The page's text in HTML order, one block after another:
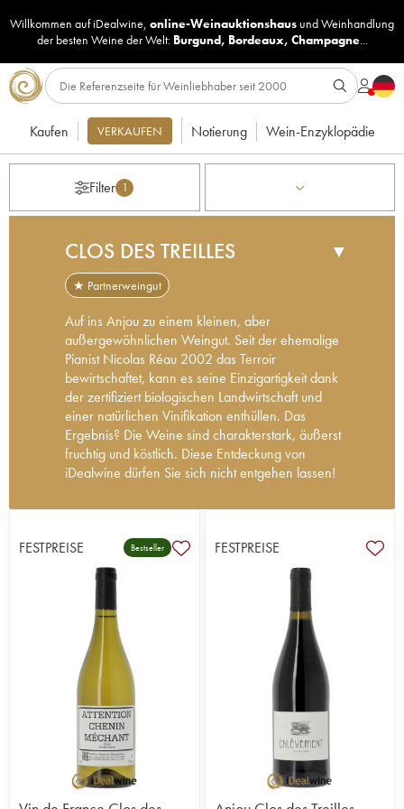
Willkommen auf iDealwine, online-Weinauktionshaus undWeinhandlung
der besten Weine der Welt: Burgund, Bordeaux, Champagne...
Kaufen VERKAUFEN Notierung Wein-Enzyklopädie
Filter 1
CLOS DES TREILLES ▼
★ Partnerweingut
Auf ins Anjou zu einem kleinen, aber
außergewöhnlichen Weingut. Seit der ehemalige
Pianist Nicolas Réau 2002 das Terroir
bewirtschaftet, kann es seine Einzigartigkeit dank
der zertifiziert biologischen Landwirtschaft und
einer natürlichen Vinifikation enthüllen. Das
Ergebnis? Die Weine sind charakterstark, äußerst
fruchtig und köstlich. Diese Entdeckung von
iDealwine dürfen Sie sich nicht entgehen lassen!
Name Clos des Treilles geht auf einen zwei Hektar
großen, mehrere Jahrhunderte alten Weinberg
zurück. Clos des Treilles liegt auf einer Kluft
zwischen dem Armorikanischen Massiv und dem
Pariser Becken, welches ein 180 Millionen Jahre
altes Terroir hervorbringt. Der reichhaltige und
komplexe Boden brachte Nicolas Réau 2002
dazu, sich dort niederzulassen. In diesem
außergewöhnlichen Terroir konnte er seiner
Kreativität freien Lauf lassen. Der ehemalige Pianist
zog den Wein seinem Klavier vor. Besonders liebt
er Naturweine, die er schon lange produziert. So
erhält er die Frucht in ihrer ganzen Intensität. Seit
2012 ist das Weingut biozertifiziert, wirtschaftet
aber schon seit 2005 biologisch. Die Mazeration
FESTPREISE Bestseller FESTPREISE